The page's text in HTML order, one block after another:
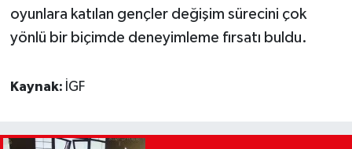
oyunlara katılan gençler değişim sürecini çok
yönlü bir biçimde deneyimleme fırsatı buldu.
Kaynak: İGF